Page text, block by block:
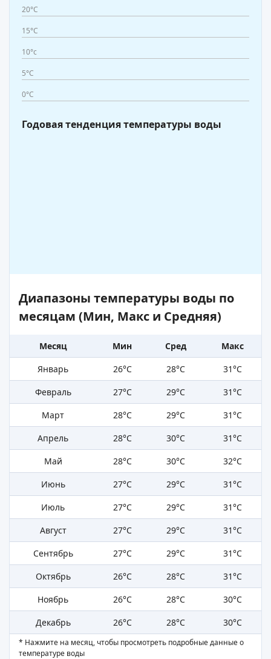
20°C
15°C
10°c
5°C
0°C
Годовая тенденция температуры воды
Диапазоны температуры воды по
месяцам (Мин, Макс и Средняя)
Месяц Мин Сред
Макс
Январь
26°C 28°C
31°C
Февраль
27°C 29°C
31°C
Март
28°C 29°C
31°C
Апрель
28°C 30°C
31°C
Май
28°C 30°C
32°C
Июнь
27°C 29°C
31°C
Июль
27°C 29°C
31°C
Август
27°C 29°C
31°C
Сентябрь
27°C 29°C
31°C
Октябрь
26°C 28°C
31°C
Ноябрь
26°C 28°C
30°C
Декабрь
26°C 28°C 30°C
* Нажмите на месяц, чтобы просмотреть подробные данные о
температуре воды